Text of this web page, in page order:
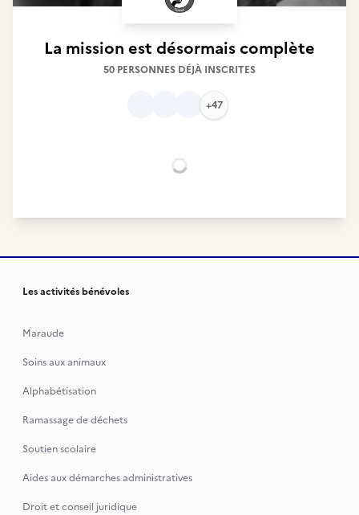
La mission est désormais complète
50 PERSONNES DÉJÀ INSCRITES
+47
Chargement...
Les activités bénévoles
Maraude
Soins aux animaux
Alphabétisation
Ramassage de déchets
Soutien scolaire
Aides aux démarches administratives
Droit et conseil juridique